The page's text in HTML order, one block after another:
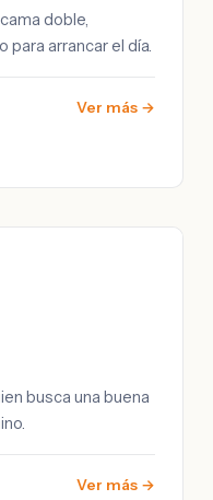
doble,
arrancar el día.
Ver más →
busca una buena
Ver más →